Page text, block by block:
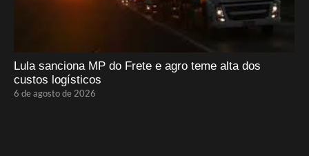
Lula sanciona MP do Frete e agro teme alta dos
custos logísticos
6 de agosto de 2026